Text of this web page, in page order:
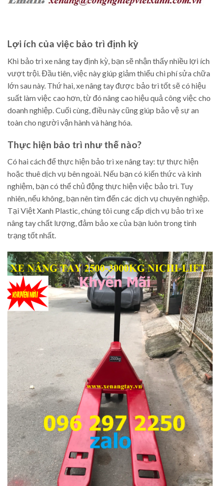
Lợi ích của việc bảo trì định kỳ
Khi bảo trì xe nâng tay định kỳ, bạn sẽ nhận thấy nhiều lợi ích
vượt trội. Đầu tiên, việc này giúp giảm thiểu chi phí sửa chữa
lớn sau này. Thứ hai, xe nâng tay được bảo trì tốt sẽ có hiệu
suất làm việc cao hơn, từ đó nâng cao hiệu quả công việc cho
doanh nghiệp. Cuối cùng, điều này cũng giúp bảo vệ sự an
toàn cho người vận hành và hàng hóa.
Thực hiện bảo trì như thế nào?
Có hai cách để thực hiện bảo trì xe nâng tay: tự thực hiện
hoặc thuê dịch vụ bên ngoài. Nếu bạn có kiến thức và kinh
nghiệm, bạn có thể chủ động thực hiện việc bảo trì. Tuy
nhiên, nếu không, bạn nên tìm đến các dịch vụ chuyên nghiệp.
Tại Việt Xanh Plastic, chúng tôi cung cấp dịch vụ bảo trì xe
nâng tay chất lượng, đảm bảo xe của bạn luôn trong tình
trạng tốt nhất.